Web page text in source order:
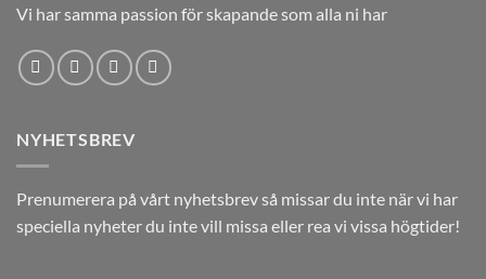
Vi har samma passion för skapande som alla ni har
NYHETSBREV
Prenumerera på vårt nyhetsbrev så missar du inte när vi har
speciella nyheter du inte vill missa eller rea vi vissa högtider!